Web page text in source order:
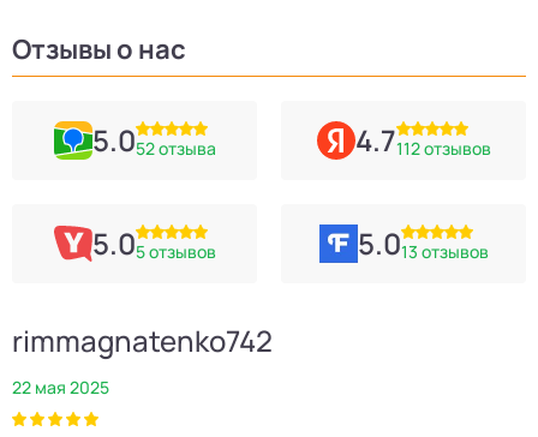
Отзывы о нас
5.052 отзыва 4.7112 отзывов
5.05 отзывов 5.013 отзывов
rimmagnatenko742
22 мая 2025